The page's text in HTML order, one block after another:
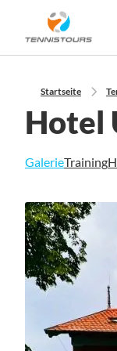
Startseite
Hotel
GalerieTraining
Zum
Ende
der
Bildgalerie
springen